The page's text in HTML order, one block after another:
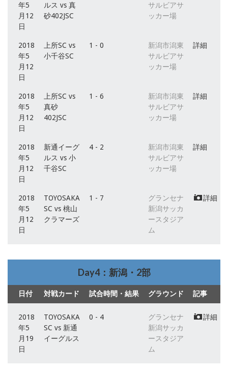
年5
月12
日
ルス vs 真
砂402JSC
サルビアサ
ッカー場
2018
年5
月12
日
上所SC vs
小千谷SC
1 - 0
新潟市潟東
サルビアサ
ッカー場
詳細
2018
年5
月12
日
上所SC vs
真砂
402JSC
1 - 6
新潟市潟東
サルビアサ
ッカー場
詳細
2018
年5
月12
日
新通イーグ
ルス vs 小
千谷SC
4 - 2
新潟市潟東
サルビアサ
ッカー場
詳細
2018
年5
月12
日
TOYOSAKA
SC vs 桃山
クラマーズ
1 - 7
グランセナ
新潟サッカ
ースタジア
ム
詳細
Day4：新潟・2部
日付 対戦カード 試合時間・結果 グラウンド 記事
2018
年5
月19
日
TOYOSAKA
SC vs 新通
イーグルス
0 - 4
グランセナ
新潟サッカ
ースタジア
ム
詳細